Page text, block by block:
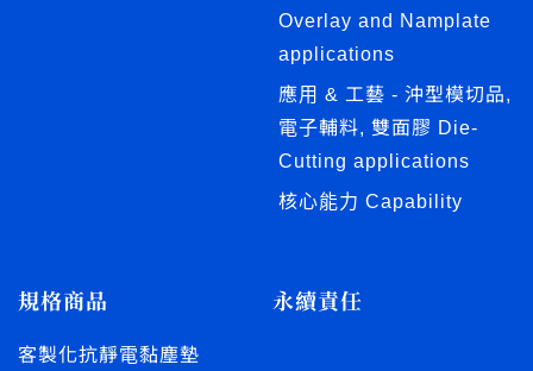
Overlay and Namplate
applications
應用 & 工藝 - 沖型模切品,
電子輔料, 雙面膠 Die-
Cutting applications
核心能力 Capability
規格商品
客製化抗靜電黏塵墊
永續責任